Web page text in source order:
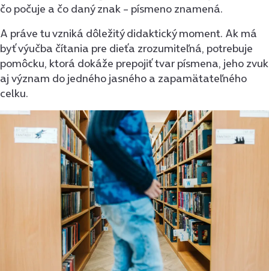
čo počuje a čo daný znak – písmeno znamená.
A práve tu vzniká dôležitý didaktický moment. Ak má
byť výučba čítania pre dieťa zrozumiteľná, potrebuje
pomôcku, ktorá dokáže prepojiť tvar písmena, jeho zvuk
aj význam do jedného jasného a zapamätateľného
celku.